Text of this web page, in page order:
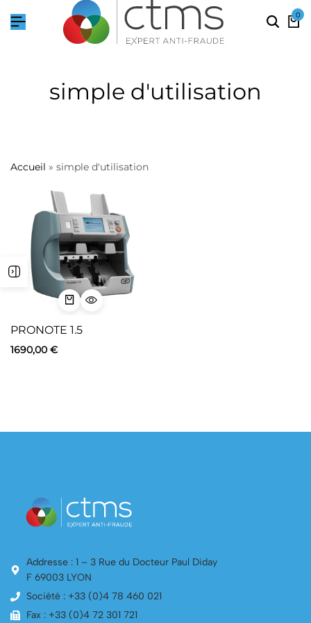
0
simple d'utilisation
Accueil » simple d'utilisation
PRONOTE 1.5
1690,00 €
Addresse : 1 – 3 Rue du Docteur Paul Diday
F 69003 LYON
Société : +33 (0)4 78 460 021
Fax : +33 (0)4 72 301 721